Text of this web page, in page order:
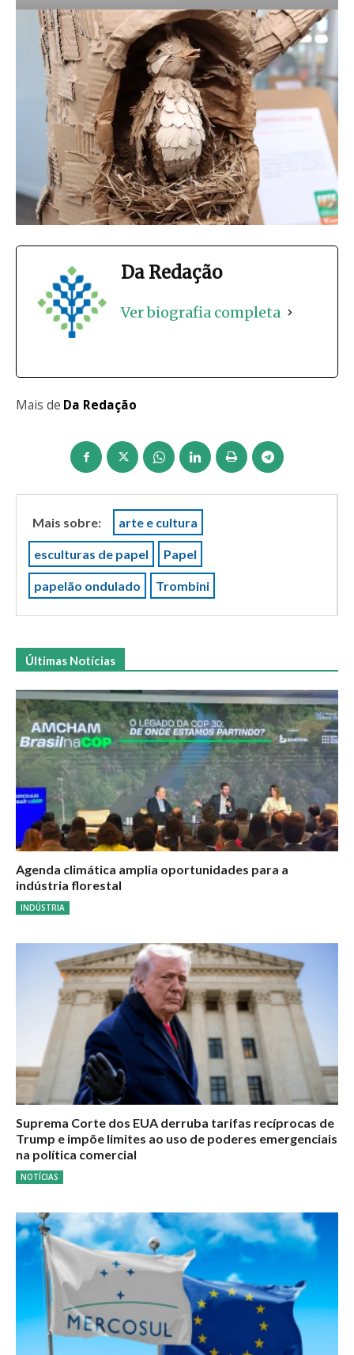
Da Redação
Ver biografia completa
Mais de Da Redação
Mais sobre: arte e cultura
esculturas de papel Papel
papelão ondulado Trombini
Últimas Notícias
Agenda climática amplia oportunidades para a
indústria florestal
INDÚSTRIA
Suprema Corte dos EUA derruba tarifas recíprocas de
Trump e impõe limites ao uso de poderes emergenciais
na política comercial
NOTÍCIAS